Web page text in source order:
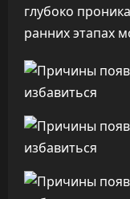
глубоко
ранних этапах